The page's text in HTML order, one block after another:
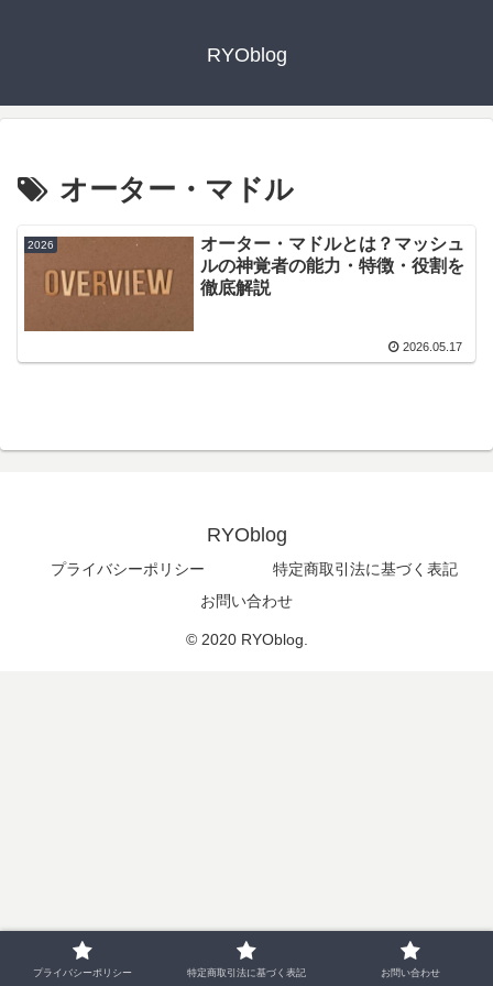
RYOblog
オーター・マドル
2026
オーター・マドルとは？マッシュ
ルの神覚者の能力・特徴・役割を
徹底解説
2026.05.17
RYOblog
プライバシーポリシー
特定商取引法に基づく表記
お問い合わせ
© 2020 RYOblog.
プライバシーポリシー 特定商取引法に基づく表記 お問い合わせ